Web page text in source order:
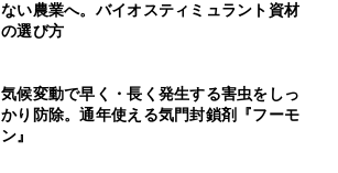
ない農業へ。バイオスティミュラント資材
の選び方
気候変動で早く・長く発生する害虫をしっ
かり防除。通年使える気門封鎖剤『フーモ
ン』